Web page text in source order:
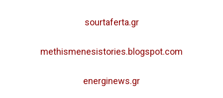
sourtaferta.gr
methismenesistories.blogspot.com
energinews.gr